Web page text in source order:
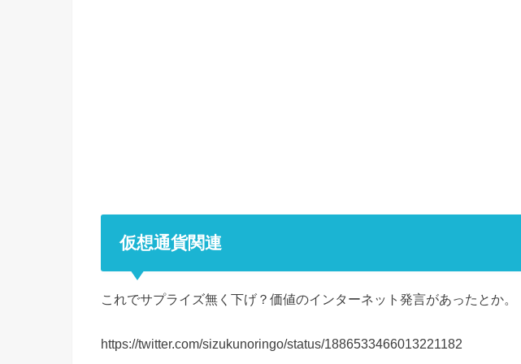
仮想通貨関連
これでサプライズ無く下げ？価値のインターネット発言があったとか。
https://twitter.com/sizukunoringo/status/1886533466013221182